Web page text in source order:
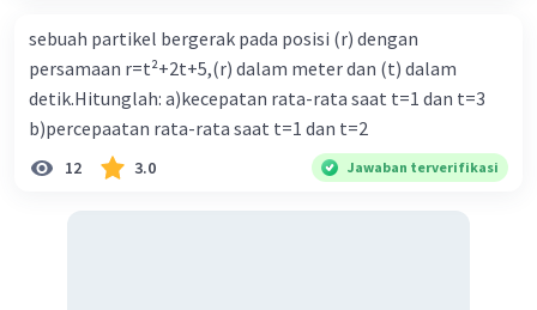
XL = 0,8 ohm
ω = 1000 rad/s
XL = ωL
0,8 = 1000L
sebuah partikel bergerak pada posisi (r) dengan
persamaan r=t²+2t+5,(r) dalam meter dan (t) dalam
detik.Hitunglah: a)kecepatan rata-rata saat t=1 dan t=3
b)percepaatan rata-rata saat t=1 dan t=2
12 3.0 Jawaban terverifikasi